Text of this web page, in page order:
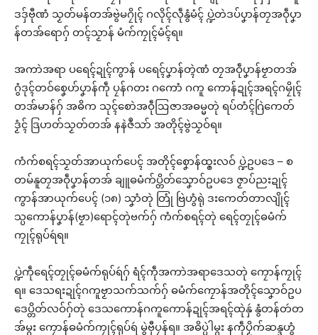
ဒဒှ်ဗီုဏံ သၟတ်မန်တအ်ဗွဲမဂၠိုၚ် ဂလိုၚ်လဵုနွံမံၚ် ပ္ဍဲတဲဒပ်ပၞာန်တၠအဝဵုပၞာ
န်တအ်ရောဂှ် တၚ်သၟာန် မံက်ကၠုၚ်မံၚ်ရ။
အကာဲအရာ ပရေၚ်ဍုၚ်ကွာန် ပရေၚ်ပၞာန်တ္ၚဲဏံ တၠအဝဵုပၞာန်ဗၟာတအ်
ဂွံဒုၚ်တဝ်စၞေဟ်ပၞာန်ကဵု ပၠန်ဂတး ဂကောံ ဂကူ ကောန်ဍုၚ်အရၚ်ဂမၠိုၚ်
တအ်မာန်ဂှ် အဓိက သုၚ်စောဲအဝဵုဩဇာအဓမ္မတုဲ ရပ်တံၚ်ဂြဲကေတ်
ဒၟံၚ် ဒြဟတ်သၟတ်တအ် နနဲဇဳသာ် အတိုၚ်ဗွဲသၟဝ်ရ။
ကံက်စရၚ်သၟတ်အာယုက်ပေၚ် အတိုၚ်စၞောန်ထ္ၜးလဝ် ပ္ဍဲဥပဒေ – စ
တမ်နူတၠအဝဵုပၞာန်တအ် ချူဓမံက်ပ္တိတ်သၞောဝ်ဥပဒေ ဇၟာပ်ညးဍုၚ်
ကွာန်အာယုက်ပေၚ် (၁၈) သၞာံတုဲ တြုံ ဗြဲဟွံရုဲ ဒးကေတ်တာလျိုၚ်
သ္ပကောန်ပၞာန်(ဗၟာ)ရောၚ်တုဲဗက်ဂှ် ကံက်စရၚ်တုဲ ရေၚ်တၠုၚ်ဓမံက်
ကၠုၚ်ရုပ်ရဴရ။
ပ္ဍဲကဵုရေၚ်တၠုၚ်ဓမံက်ရုပ်ရဴဂှ် ရံၚ်ကဵုအကာဲအရာဒေသတုဲ ကၠောန်ကၠုၚ်
ရ။ ဒေသရးဍုၚ်ဂကူဗၟာသက်သက်ဂှ် ဓမံက်ကၠောန်အတိုၚ်သၞောဝ်ဥပ
ဒေပ္တိတ်လဝ်ဂှ်တုဲ ဒေသကောန်ဂကူကောန်ဍုၚ်အရၚ်ထုဲနှဴ နွံတန်တဴတ
အ်မ္ဂး ကၠောန်ဓမံက်ကၠုၚ်ရုပ်ရဴ မွဲဗီုပၠန်ရ။ အဓိပ္ပဲါမ္ဂး နကဵုပၟိက်ဆန္ဒဟွံ